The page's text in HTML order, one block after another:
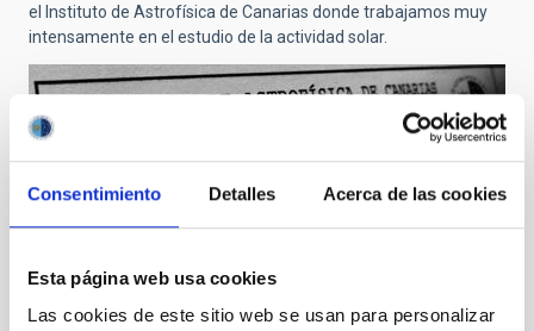
Consentimiento Detalles Acerca de las cookies
Esta página web usa cookies
Las cookies de este sitio web se usan para personalizar
el Instituto de Astrofísica de Canarias donde trabajamos muy
intensamente en el estudio de la actividad solar.
Entradas recientes